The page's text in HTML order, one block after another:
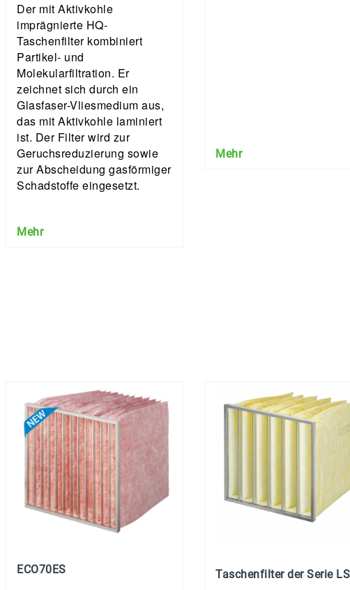
Der mit Aktivkohle
imprägnierte HQ-
Taschenfilter kombiniert
Partikel- und
Molekularfiltration. Er
zeichnet sich durch ein
Glasfaser-Vliesmedium aus,
das mit Aktivkohle laminiert
ist. Der Filter wird zur
Geruchsreduzierung sowie
zur Abscheidung gasförmiger
Schadstoffe eingesetzt.
Mehr
Mehr
ECO70ES Taschenfilter der Serie